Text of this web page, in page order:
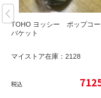
TOHO ヨッシー ポップコー
バケット
マイストア在庫： 2128
税込